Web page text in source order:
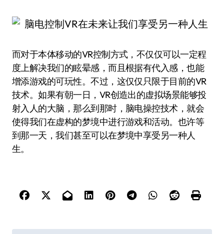
而对于本体移动的VR控制方式，不仅仅可以一定程
度上解决我们的眩晕感，而且根据有代入感，也能
增添游戏的可玩性。不过，这仅仅只限于目前的VR
技术。如果有朝一日，VR创造出的虚拟场景能够投
射入人的大脑，那么到那时，脑电操控技术，就会
使得我们在虚构的梦境中进行游戏和活动。也许等
到那一天，我们甚至可以在梦境中享受另一种人
生。